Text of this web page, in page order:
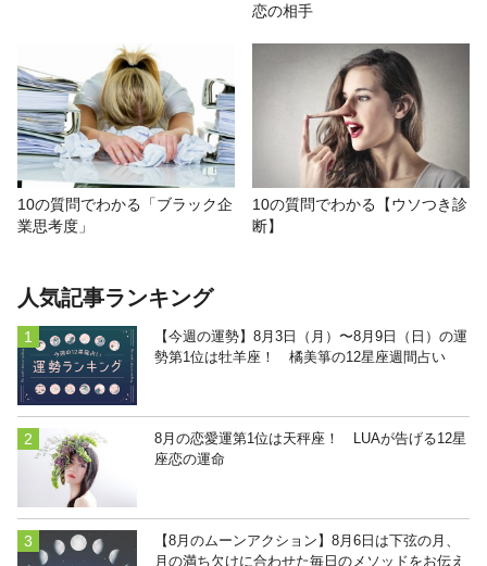
恋の相手
10の質問でわかる「ブラック企
業思考度」
10の質問でわかる【ウソつき診
断】
人気記事ランキング
【今週の運勢】8月3日（月）〜8月9日（日）の運
勢第1位は牡羊座！ 橘美箏の12星座週間占い
8月の恋愛運第1位は天秤座！ LUAが告げる12星
座恋の運命
【8月のムーンアクション】8月6日は下弦の月、
月の満ち欠けに合わせた毎日のメソッドをお伝え